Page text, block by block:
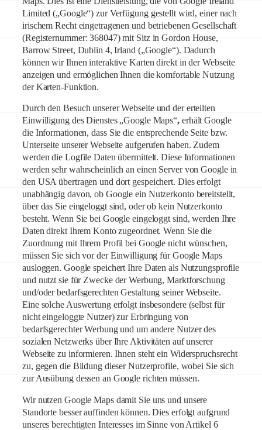
Limited („Google“) zur Verfügung gestellt wird, einer nach
irischem Recht eingetragenen und betriebenen Gesellschaft
(Registernummer: 368047) mit Sitz in Gordon House,
Barrow Street, Dublin 4, Irland („Google“). Dadurch
können wir Ihnen interaktive Karten direkt in der Webseite
anzeigen und ermöglichen Ihnen die komfortable Nutzung
der Karten-Funktion.
Durch den Besuch unserer Webseite und der erteilten
Einwilligung des Dienstes „Google Maps“, erhält Google
die Informationen, dass Sie die entsprechende Seite bzw.
Unterseite unserer Webseite aufgerufen haben. Zudem
werden die Logfile Daten übermittelt. Diese Informationen
werden sehr wahrscheinlich an einen Server von Google in
den USA übertragen und dort gespeichert. Dies erfolgt
unabhängig davon, ob Google ein Nutzerkonto bereitstellt,
über das Sie eingeloggt sind, oder ob kein Nutzerkonto
besteht. Wenn Sie bei Google eingeloggt sind, werden Ihre
Daten direkt Ihrem Konto zugeordnet. Wenn Sie die
Zuordnung mit Ihrem Profil bei Google nicht wünschen,
müssen Sie sich vor der Einwilligung für Google Maps
ausloggen. Google speichert Ihre Daten als Nutzungsprofile
und nutzt sie für Zwecke der Werbung, Marktforschung
und/oder bedarfsgerechten Gestaltung seiner Webseite.
Eine solche Auswertung erfolgt insbesondere (selbst für
nicht eingeloggte Nutzer) zur Erbringung von
bedarfsgerechter Werbung und um andere Nutzer des
sozialen Netzwerks über Ihre Aktivitäten auf unserer
Webseite zu informieren. Ihnen steht ein Widerspruchsrecht
zu, gegen die Bildung dieser Nutzerprofile, wobei Sie sich
zur Ausübung dessen an Google richten müssen.
Wir nutzen Google Maps damit Sie uns und unsere
Standorte besser auffinden können. Dies erfolgt aufgrund
unseres berechtigten Interesses im Sinne von Artikel 6